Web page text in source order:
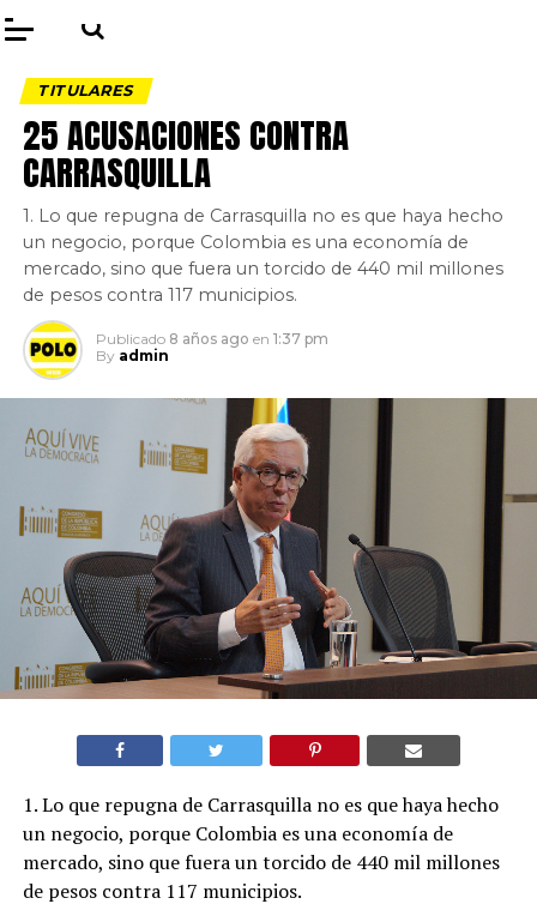
TITULARES
25 ACUSACIONES CONTRA
CARRASQUILLA
1. Lo que repugna de Carrasquilla no es que haya hecho
un negocio, porque Colombia es una economía de
mercado, sino que fuera un torcido de 440 mil millones
de pesos contra 117 municipios.
Publicado 8 años ago en 1:37 pm
By admin
1. Lo que repugna de Carrasquilla no es que haya hecho
un negocio, porque Colombia es una economía de
mercado, sino que fuera un torcido de 440 mil millones
de pesos contra 117 municipios.